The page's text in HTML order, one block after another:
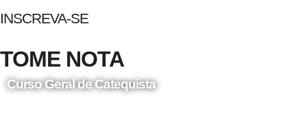
INSCREVA-SE
TOME NOTA
Curso Geral de Catequista